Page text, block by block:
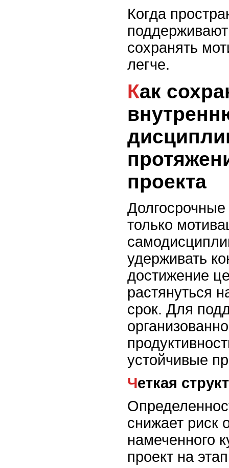
Когда
сохранять
легче.
Как сохранить
проекта
только
удерживать
достижение
растянуться
срок. Для
устойчивые
Четкая
снижает риск
намеченного
проект на